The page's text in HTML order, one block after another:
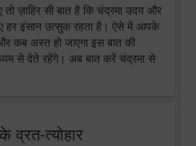
ज़ाहिर सी बात है कि चंद्रमा उदय और
हर इंसान उत्सुक रहता है। ऐसे में आपके
कब अस्त हो जाएगा इस बात की
से देते रहेंगे। अब बात करें चंद्रमा से
व्रत-त्योहार